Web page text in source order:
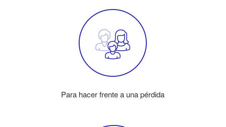
Para hacer frente a una pérdida